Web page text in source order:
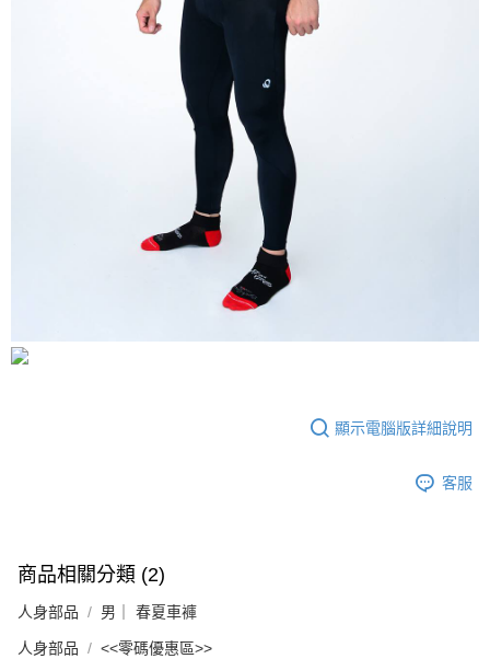
顯示電腦版詳細說明
客服
商品相關分類 (2)
人身部品 男｜ 春夏車褲
人身部品 <<零碼優惠區>>